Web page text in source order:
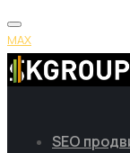
MAX
SEO